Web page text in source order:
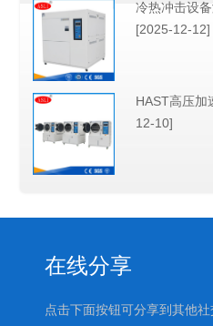
冷热冲击设
[2025-12-12]
HAST高压加
12-10]
在线分享
点击下面按钮可分享到其他